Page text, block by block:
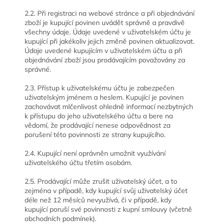
2.2. Při registraci na webové stránce a při objednávání
zboží je kupující povinen uvádět správně a pravdivě
všechny údaje. Údaje uvedené v uživatelském účtu je
kupující při jakékoliv jejich změně povinen aktualizovat.
Údaje uvedené kupujícím v uživatelském účtu a při
objednávání zboží jsou prodávajícím považovány za
správné.
2.3. Přístup k uživatelskému účtu je zabezpečen
uživatelským jménem a heslem. Kupující je povinen
zachovávat mlčenlivost ohledně informací nezbytných
k přístupu do jeho uživatelského účtu a bere na
vědomí, že prodávající nenese odpovědnost za
porušení této povinnosti ze strany kupujícího.
2.4. Kupující není oprávněn umožnit využívání
uživatelského účtu třetím osobám.
2.5. Prodávající může zrušit uživatelský účet, a to
zejména v případě, kdy kupující svůj uživatelský účet
déle než 12 měsíců nevyužívá, či v případě, kdy
kupující poruší své povinnosti z kupní smlouvy (včetně
obchodních podmínek).